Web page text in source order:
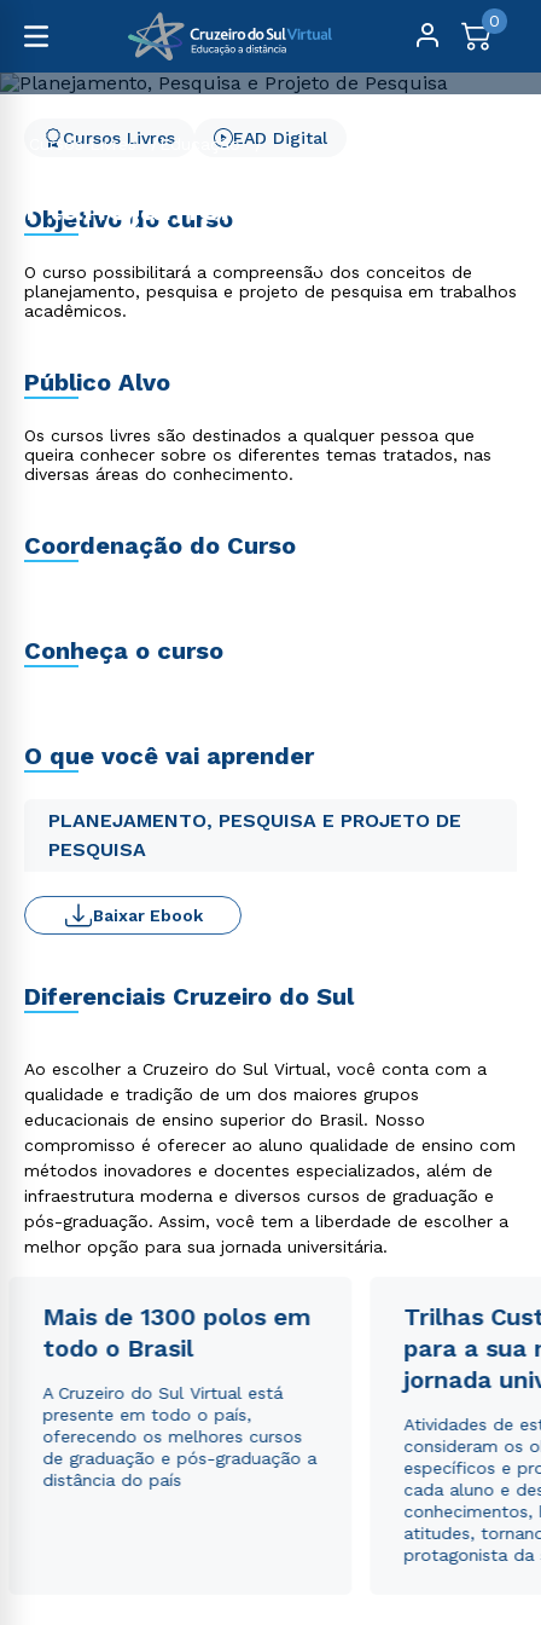
0
Cursos Livres
Educação
Planejamento, Pesquisa e
Projeto de Pesquisa
Cursos Livres EAD Digital
Objetivo do curso
O curso possibilitará a compreensão dos conceitos de
planejamento, pesquisa e projeto de pesquisa em trabalhos
acadêmicos.
Público Alvo
Os cursos livres são destinados a qualquer pessoa que
queira conhecer sobre os diferentes temas tratados, nas
diversas áreas do conhecimento.
Coordenação do Curso
Conheça o curso
O que você vai aprender
PLANEJAMENTO, PESQUISA E PROJETO DE
PESQUISA
Baixar Ebook
Diferenciais Cruzeiro do Sul
Ao escolher a Cruzeiro do Sul Virtual, você conta com a
qualidade e tradição de um dos maiores grupos
educacionais de ensino superior do Brasil. Nosso
compromisso é oferecer ao aluno qualidade de ensino com
métodos inovadores e docentes especializados, além de
infraestrutura moderna e diversos cursos de graduação e
pós-graduação. Assim, você tem a liberdade de escolher a
melhor opção para sua jornada universitária.
Mais de 1300 polos em
todo o Brasil
A Cruzeiro do Sul Virtual está
presente em todo o país,
oferecendo os melhores cursos
de graduação e pós-graduação a
distância do país
Trilhas
para a sua
jornada
Atividades de
consideram os
específicos e
cada aluno e
conhecimentos,
atitudes,
protagonista da